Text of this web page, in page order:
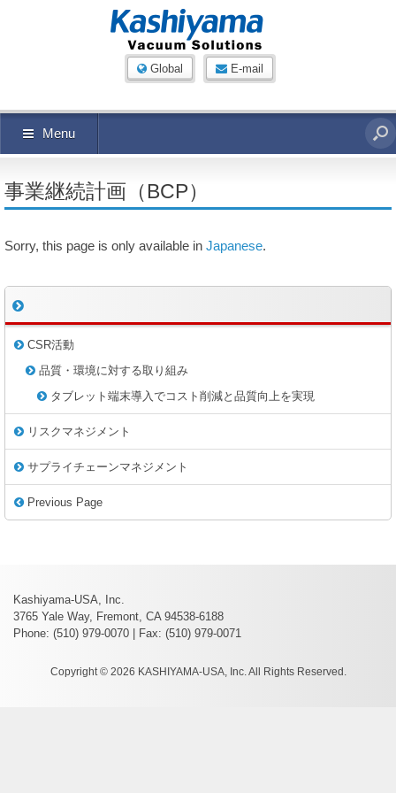
Global E-mail
Menu
事業継続計画（BCP）
Sorry, this page is only available in Japanese.
CSR活動
品質・環境に対する取り組み
タブレット端末導入でコスト削減と品質向上を実現
リスクマネジメント
サプライチェーンマネジメント
Previous Page
Kashiyama-USA, Inc.
3765 Yale Way, Fremont, CA 94538-6188
Phone: (510) 979-0070 | Fax: (510) 979-0071
Copyright © 2026 KASHIYAMA-USA, Inc. All Rights Reserved.